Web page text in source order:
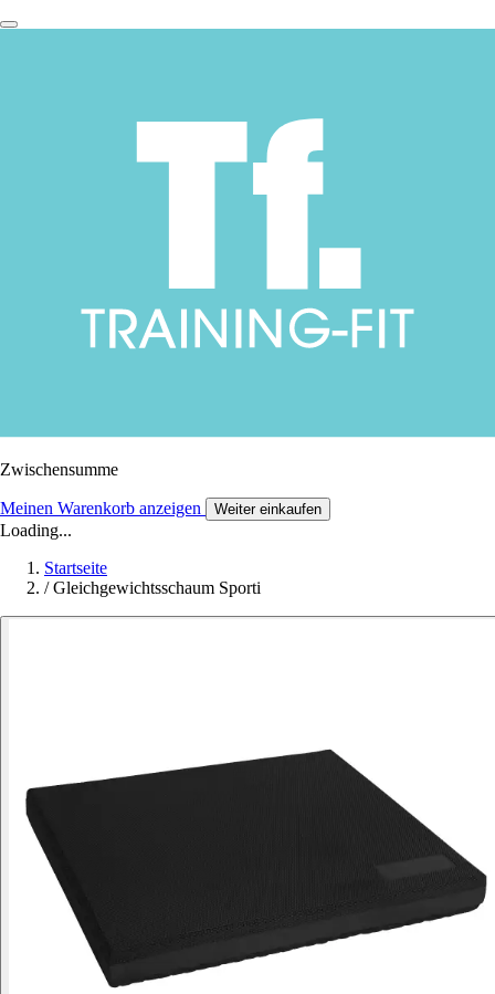
Zwischensumme
Meinen Warenkorb anzeigen Weiter einkaufen
Loading...
Startseite
/ Gleichgewichtsschaum Sporti